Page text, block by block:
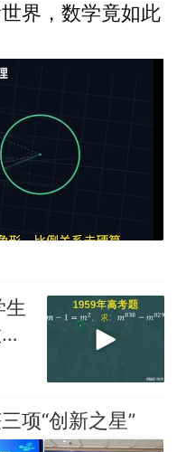
界，数学竟如此
生
项“创新之星”